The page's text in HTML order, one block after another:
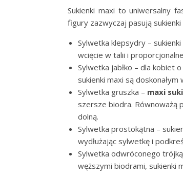
Sukienki maxi to uniwersalny
figury zazwyczaj pasują sukienki
Sylwetka klepsydry –
wcięcie w talii i
Sylwetka jabłko – dla kobiet
sukienki maxi są
Sylwetka gruszka – maxi
szersze biodra. Równoważą
dolną.
Sylwetka prostokątna –
wydłużając sylwetkę i
Sylwetka odwróconego
węższymi biodrami, sukienki